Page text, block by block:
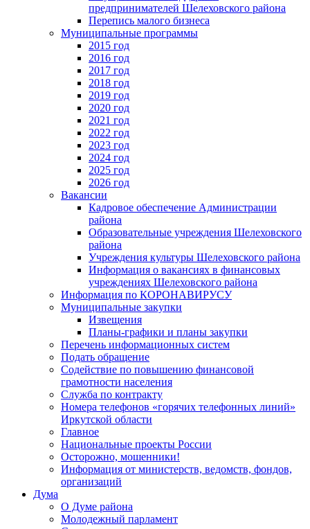
предпринимателей Шелеховского района
Перепись малого бизнеса
Муниципальные программы
2015 год
2016 год
2017 год
2018 год
2019 год
2020 год
2021 год
2022 год
2023 год
2024 год
2025 год
2026 год
Вакансии
Кадровое обеспечение Администрации
района
Образовательные учреждения Шелеховского
района
Учреждения культуры Шелеховского района
Информация о вакансиях в финансовых
учреждениях Шелеховского района
Информация по КОРОНАВИРУСУ
Муниципальные закупки
Извещения
Планы-графики и планы закупки
Перечень информационных систем
Подать обращение
Содействие по повышению финансовой
грамотности населения
Служба по контракту
Номера телефонов «горячих телефонных линий»
Иркутской области
Главное
Национальные проекты России
Осторожно, мошенники!
Информация от министерств, ведомств, фондов,
организаций
Дума
О Думе района
Молодежный парламент